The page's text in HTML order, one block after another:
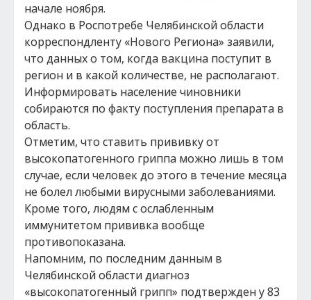
начале ноября.
Однако в Роспотребе Челябинской области
корреспондленту «Нового Региона» заявили,
что данных о том, когда вакцина поступит в
регион и в какой количестве, не располагают.
Информировать население чиновники
собираются по факту поступления препарата в
область.
Отметим, что ставить прививку от
высокопатогенного гриппа можно лишь в том
случае, если человек до этого в течение месяца
не болел любыми вирусными заболеваниями.
Кроме того, людям с ослабленным
иммунитетом прививка вообще
противопоказана.
Напомним, по последним данным в
Челябинской области диагноз
«высокопатогенный грипп» подтвержден у 83